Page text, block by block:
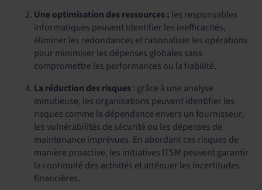
Une optimisation des ressources : les responsables
informatiques peuvent identifier les inefficacités,
éliminer les redondances et rationaliser les opérations
pour minimiser les dépenses globales sans
compromettre les performances ou la fiabilité.
La réduction des risques: grâce à une analyse
minutieuse, les organisations peuvent identifier les
risques comme la dépendance envers un fournisseur,
les vulnérabilités de sécurité ou les dépenses de
maintenance imprévues. En abordant ces risques de
manière proactive, les initiatives ITSM peuvent garantir
la continuité des activités et atténuer les incertitudes
financières.